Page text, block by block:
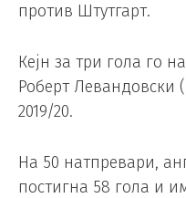
против Штутгарт.
Кејн за три гола го
Роберт Левандовски
2019/20.
На 50 натпревари,
постигна 58 гола и